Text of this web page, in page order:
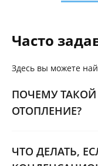
Часто
Здесь вы можете
ПОЧЕМУ ТАКОЙ
ОТОПЛЕНИЕ?
ЧТО ДЕЛАТЬ,